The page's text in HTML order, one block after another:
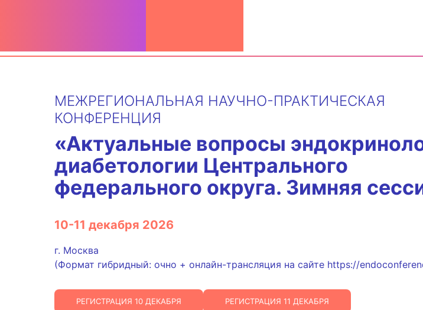
МЕЖРЕГИОНАЛЬНАЯ НАУЧНО-ПРАКТИЧЕСКАЯ
КОНФЕРЕНЦИЯ
«Актуальные вопросы
диабетологии Центрального
федерального округа. Зимняя
10-11 декабря 2026
г. Москва
(Формат гибридный: очно + онлайн-трансляция на сайте https://
РЕГИСТРАЦИЯ 10 ДЕКАБРЯ РЕГИСТРАЦИЯ 11 ДЕКАБРЯ